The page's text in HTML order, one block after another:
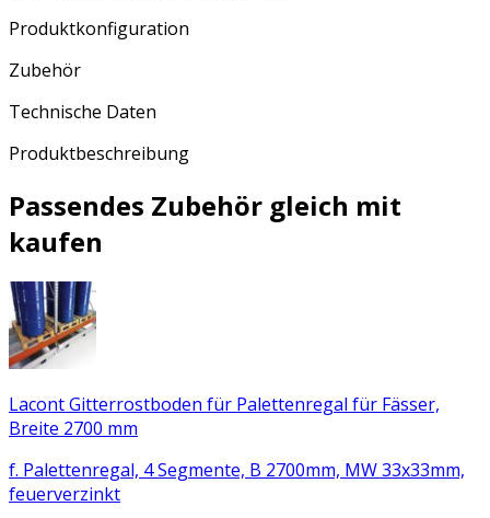
Produktkonfiguration
Zubehör
Technische Daten
Produktbeschreibung
Passendes Zubehör gleich mit
kaufen
Lacont Gitterrostboden für Palettenregal für Fässer,
Breite 2700 mm
f. Palettenregal, 4 Segmente, B 2700mm, MW 33x33mm,
feuerverzinkt